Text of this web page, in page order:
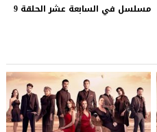
مسلسل في السابعة عشر الحلقة 9